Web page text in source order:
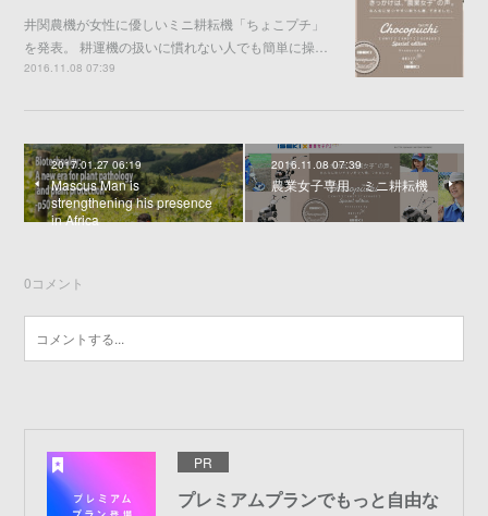
井関農機が女性に優しいミニ耕耘機「ちょこプチ」
を発表。 耕運機の扱いに慣れない人でも簡単に操…
2016.11.08 07:39
2017.01.27 06:19
Mascus Man is
strengthening his presence
in Africa
2016.11.08 07:39
農業女子専用 ミニ耕耘機
0コメント
PR
プレミアムプランでもっと自由な